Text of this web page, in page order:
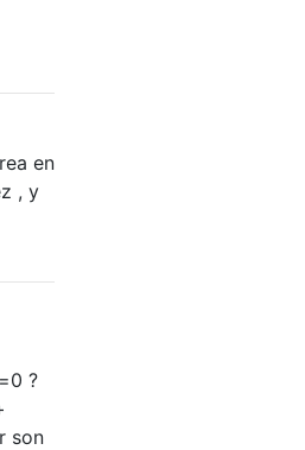
en
, y
?
son